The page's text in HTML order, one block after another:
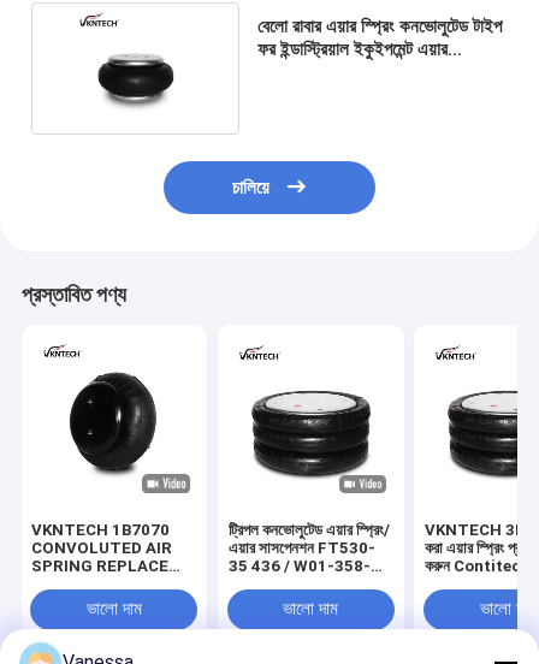
বেলো রাবার এয়ার স্প্রিং কনভোলুটেড টাইপ
ফর ইন্ডাস্ট্রিয়াল ইকুইপমেন্ট এয়ার
চালিয়ে
প্রস্তাবিত পণ্য
VKNTECH 1B7070
CONVOLUTED AIR
SPRING REPLACE
SPRING material
bellow: NR
ভালো দাম
ট্রিপল কনভোলুটেড এয়ার স্প্রিং/
এয়ার সাসপেনশন FT530-
35 436 / W01-358-
ভালো দাম
VKNTECH
করা এয়ার স্প্রিং
করুন Contitech
Goodyear
Firestone
7838 333C পিক
ভালো দাম